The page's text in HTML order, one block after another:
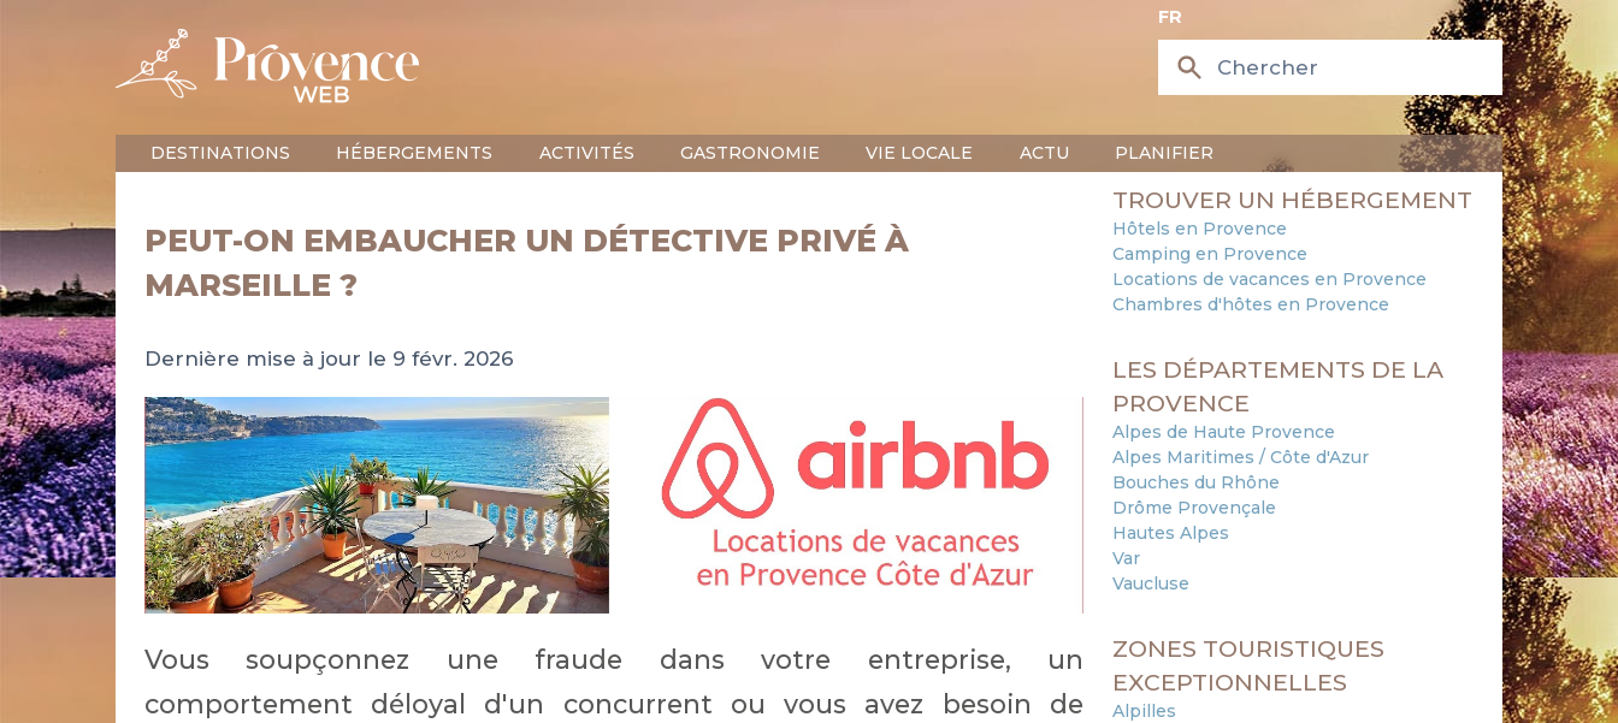
FR
DESTINATIONS HÉBERGEMENTS ACTIVITÉS GASTRONOMIE VIE LOCALE ACTU PLANIFIER
PEUT-ON EMBAUCHER UN DÉTECTIVE PRIVÉ À
MARSEILLE ?
Dernière mise à jour le 9 févr. 2026
Vous soupçonnez une fraude dans votre entreprise, un
comportement déloyal d'un concurrent ou vous avez besoin de
TROUVER UN HÉBERGEMENT
Hôtels en Provence
Camping en Provence
Locations de vacances en Provence
Chambres d'hôtes en Provence
LES DÉPARTEMENTS DE LA
PROVENCE
Alpes de Haute Provence
Alpes Maritimes / Côte d'Azur
Bouches du Rhône
Drôme Provençale
Hautes Alpes
Var
Vaucluse
ZONES TOURISTIQUES
EXCEPTIONNELLES
Alpilles